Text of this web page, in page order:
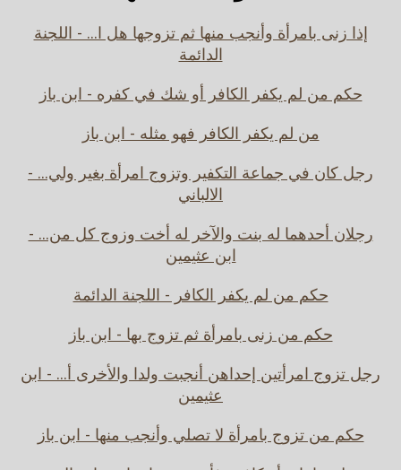
إذا زنى بامرأة وأنجب منها ثم تزوجها هل ا... - اللجنة
الدائمة
حكم من لم يكفر الكافر أو شك في كفره - ابن باز
من لم يكفر الكافر فهو مثله - ابن باز
رجل كان في جماعة التكفير وتزوج امرأة بغير ولي... -
الالباني
رجلان أحدهما له بنت والآخر له أخت وزوج كل من... -
ابن عثيمين
حكم من لم يكفر الكافر - اللجنة الدائمة
حكم من زنى بامرأة ثم تزوج بها - ابن باز
رجل تزوج امرأتين إحداهن أنجبت ولدا والأخرى أ... - ابن
عثيمين
حكم من تزوج بامرأة لا تصلي وأنجب منها - ابن باز